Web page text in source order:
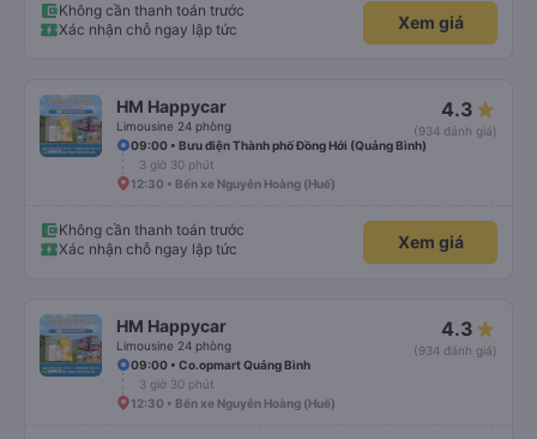
Không cần thanh toán trước
Xác nhận chỗ ngay lập tức
Xem giá
HM Happycar
Limousine 24 phòng
4.3
(934 đánh giá)
09:00 • Bưu điện Thành phố Đồng Hới (Quảng Bình)
3 giờ 30 phút
12:30 • Bến xe Nguyễn Hoàng (Huế)
Không cần thanh toán trước
Xác nhận chỗ ngay lập tức
Xem giá
HM Happycar
Limousine 24 phòng
4.3
(934 đánh giá)
09:00 • Co.opmart Quảng Bình
3 giờ 30 phút
12:30 • Bến xe Nguyễn Hoàng (Huế)